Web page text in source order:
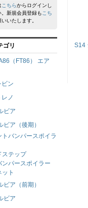
S14
こちらからログインし
。新規会員登録もこち
いたします。
ゴリ
（FT86） エア
ン
ノ
ビア
ビア（後期）
トバンパースポイラ
ステップ
ンパースポイラー
ト
ビア（前期）
ビア